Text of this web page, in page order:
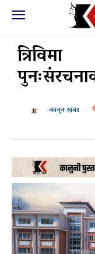
कानून खबर